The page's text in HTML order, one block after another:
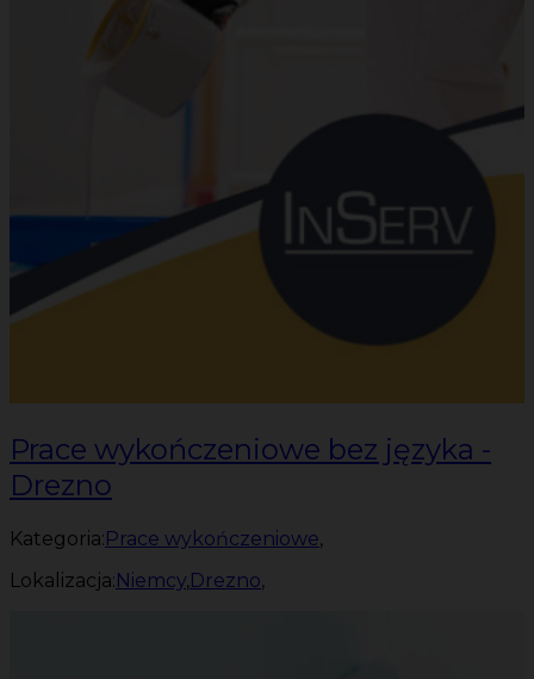
Prace wykończeniowe bez języka -
Drezno
Kategoria:Prace wykończeniowe,
Lokalizacja:Niemcy,Drezno,